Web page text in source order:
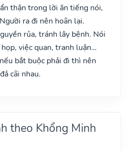
thận trong lời ăn tiếng nói,
ra đi nên hoãn lại.
rủa, tránh lây bệnh. Nói
việc quan, tranh luận…
bắt buộc phải đi thì nên
cãi nhau.
theo Khổng Minh